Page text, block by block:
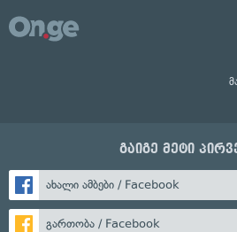
გაიგე მეტი
ახალი ამბები / Facebook
გართობა / Facebook